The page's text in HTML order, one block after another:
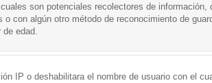
son potenciales recolectores de información,
con algún otro método de reconocimiento de
de edad.
IP o deshabilitara el nombre de usuario con el